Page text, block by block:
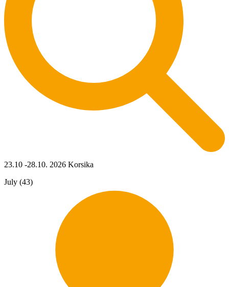
23.10 -28.10. 2026 Korsika
July (43)